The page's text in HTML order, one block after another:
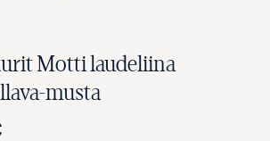
Motti laudeliina
musta